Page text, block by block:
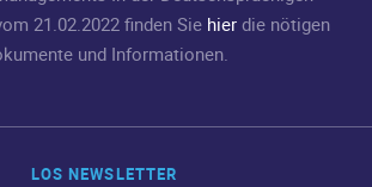
LOS NEWSLETTER
21.02.2022 finden Sie hier die nötigen
und Informationen.